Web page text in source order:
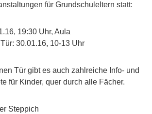
für Grundschuleltern statt:
19:30 Uhr, Aula
30.01.16, 10-13 Uhr
Tür gibt es auch zahlreiche Info- und
für Kinder, quer durch alle Fächer.